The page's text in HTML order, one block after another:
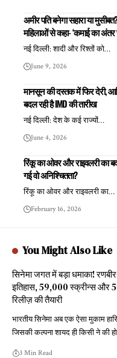
अमीर पति बनेगा सहारा या
महिलाओं से कहा- ‘कमाई का अंतर
नई दिल्ली: शादी और रिश्तों को…
June 9, 2026
मानसून की दस्तक में फिर देरी,
बदल रही है IMD की तारीख
नई दिल्ली: देश के कई राज्यों…
June 4, 2026
रिंकू का ओवर और राइवलरी का
गई वो अनिश्चितता?
रिंकू का ओवर और राइवलरी का…
February 16, 2026
You Might Also Like
सिनेमा जगत में बड़ा धमाका!
इतिहास, 59,000 स्क्रीन्स और
रिलीज़ की तैयारी
भारतीय सिनेमा अब एक ऐसा मुकाम
जिसकी कल्पना शायद ही किसी ने की
3 Min Read